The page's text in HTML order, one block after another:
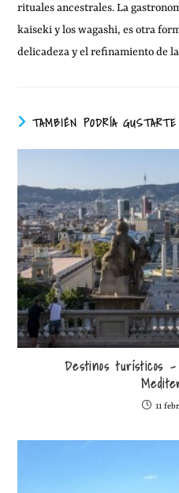
rituales ancestrales. La
kaiseki y los wagashi, es otra
delicadeza y el refinamiento de
TAMBIÉN PODRÍA GUSTARTE
Destinos turísticos
11